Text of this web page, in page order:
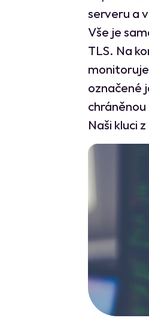
serveru a
Vše je
TLS. Na
označené
Naši kluci